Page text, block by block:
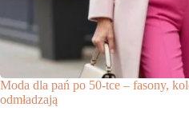
Moda dla pań po 50-tce – fasony,
odmładzają